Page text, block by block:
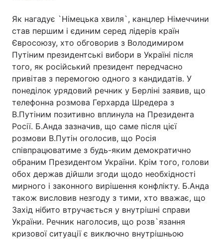
Як нагадує `Німецька хвиля`, канцлер Німеччини
став першим і єдиним серед лідерів країн
Євросоюзу, хто обговорив з Володимиром
Путіним президентські вибори в Україні після
того, як російський президент передчасно
привітав з перемогою одного з кандидатів. У
понеділок урядовий речник у Берліні заявив, що
телефонна розмова Герхарда Шредера з
В.Путіним позитивно вплинула на Президента
Росії. Б.Анда зазначив, що саме після цієї
розмови В.Путін оголосив, що Росія
співпрацюватиме з будь-яким демократично
обраним Президентом України. Крім того, голови
обох держав дійшли згоди щодо необхідності
мирного і законного вирішення конфлікту. Б.Анда
також висловив незгоду з тими, хто вважає, що
Захід нібито втручається у внутрішні справи
України. Речник наголосив, що розв`язання
кризової ситуації є виключно внутрішньою